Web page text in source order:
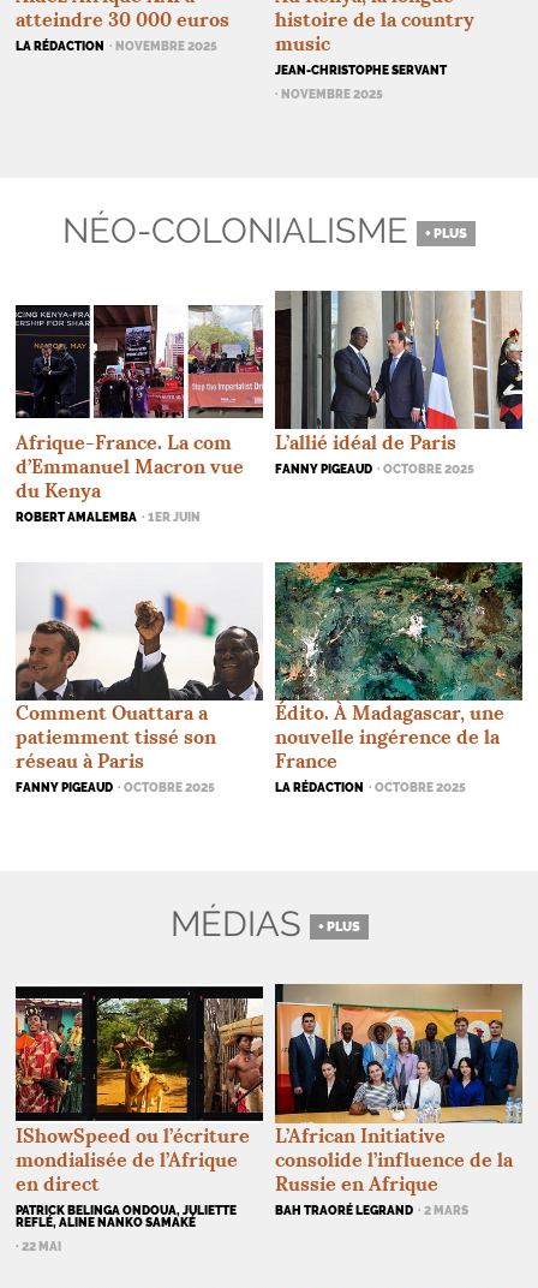
atteindre 30 000 euros
LA RÉDACTION · NOVEMBRE 2025
histoire de la country
music
JEAN-CHRISTOPHE SERVANT
· NOVEMBRE 2025
NÉO-COLONIALISME + PLUS
Afrique-France. La com
d’Emmanuel Macron vue
du Kenya
ROBERT AMALEMBA · 1ER JUIN
L’allié idéal de Paris
FANNY PIGEAUD · OCTOBRE 2025
Comment Ouattara a
patiemment tissé son
réseau à Paris
FANNY PIGEAUD · OCTOBRE 2025
Édito. À Madagascar, une
nouvelle ingérence de la
France
LA RÉDACTION · OCTOBRE 2025
MÉDIAS + PLUS
IShowSpeed ou l’écriture
mondialisée de l’Afrique
en direct
PATRICK BELINGA ONDOUA, JULIETTE
REFLÉ, ALINE NANKO SAMAKÉ
· 22 MAI
L’African Initiative
consolide l’influence de la
Russie en Afrique
BAH TRAORÉ LEGRAND · 2 MARS